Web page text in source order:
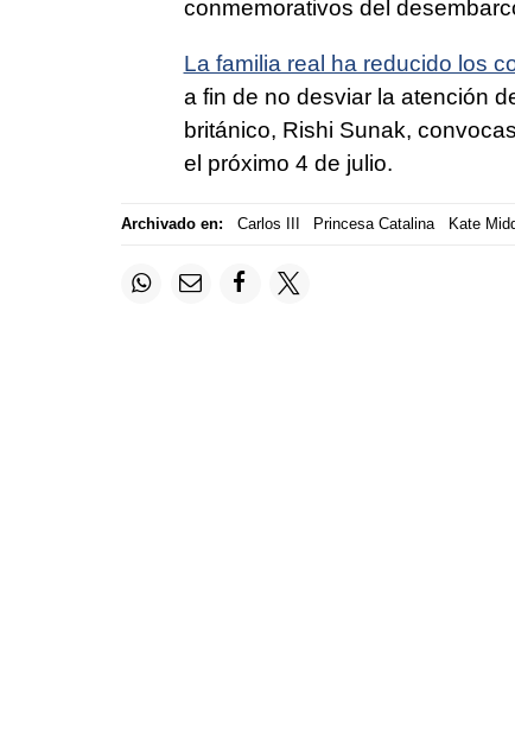
conmemorativos del
La familia real ha reducido los
a fin de no desviar la atención
británico, Rishi Sunak,
el próximo 4 de julio.
Archivado en: Carlos III Princesa Catalina Kate